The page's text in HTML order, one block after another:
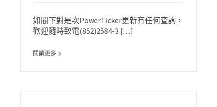
如閣下對是次PowerTicker更新有任何查詢，
歡迎隨時致電(852)2584-3 […]
閱讀更多